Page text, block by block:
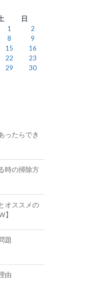
日
1
2
8
9
15
16
22
23
29
30
ったらでき
時の掃除方
オススメの
】
題
由